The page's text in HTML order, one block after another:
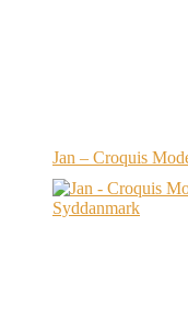
Jan – Croquis